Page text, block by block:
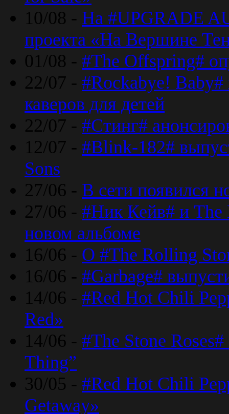
10/08 - На #UPGRADE
проекта «На Вершине
01/08 - #The Offspring#
22/07 - #Rockabye!
каверов для детей
22/07 - #Стинг#
12/07 - #Blink-182#
Sons
27/06 - В сети появился
27/06 - #Ник Кейв# и The
новом альбоме
16/06 - О #The Rolling
16/06 - #Garbage#
14/06 - #Red Hot Chili
Red»
14/06 - #The Stone
Thing”
30/05 - #Red Hot Chili
Getaway»